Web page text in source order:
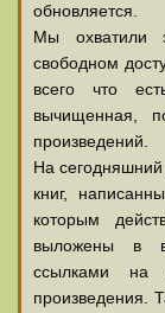
обновляется.
Мы охватили
свободном
всего что
вычищенная,
произведений.
На
книг,
которым
выложены в
ссылками на
произведения.